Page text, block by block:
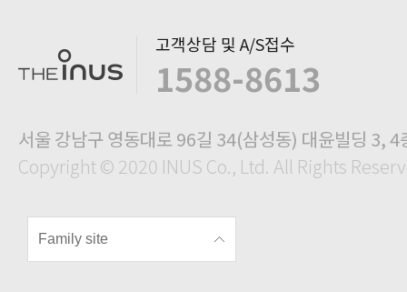
고객상담 및 A/S접수
1588-8613
서울 강남구 영동대로 96길 34(삼성동) 대윤빌딩 3, 4
Copyright © 2020 INUS Co., Ltd. All Rights
Family site